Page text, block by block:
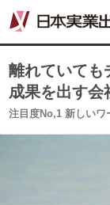
離れていて
成果を出す会
注目度No,1 新しいワ